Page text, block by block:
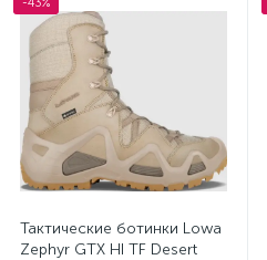
Тактические ботинки Lowa
Zephyr GTX HI TF Desert